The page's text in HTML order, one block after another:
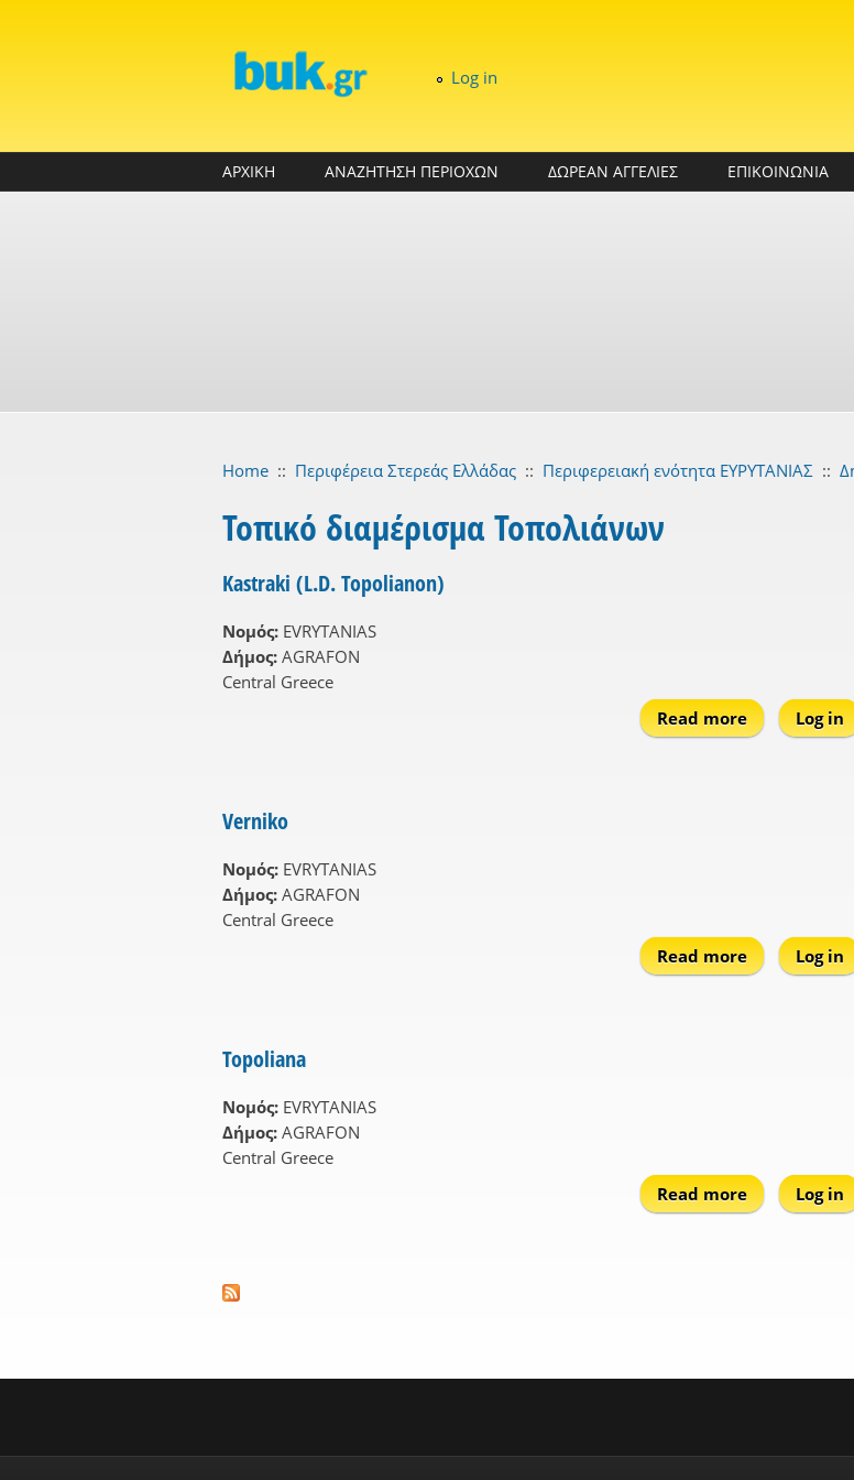
Log in
ΑΡΧΙΚΗ ΑΝΑΖΗΤΗΣΗ ΠΕΡΙΟΧΩΝ ΔΩΡΕΑΝ ΑΓΓΕΛΙΕΣ ΕΠΙΚΟΙΝΩΝΙΑ
Home :: Περιφέρεια Στερεάς Ελλάδας :: Περιφερειακή ενότητα ΕΥΡΥΤΑΝΙΑΣ ::
Τοπικό διαμέρισμα Τοπολιάνων
Kastraki (L.D. Topolianon)
Νομός: EVRYTANIAS
Δήμος: AGRAFON
Central Greece
Read moreaboutLog in
Verniko
Νομός: EVRYTANIAS
Δήμος: AGRAFON
Central Greece
Read moreaboutLog in
Topoliana
Νομός: EVRYTANIAS
Δήμος: AGRAFON
Central Greece
Read moreaboutLog in